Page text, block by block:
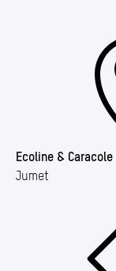
Ecoline & Caracole
Jumet